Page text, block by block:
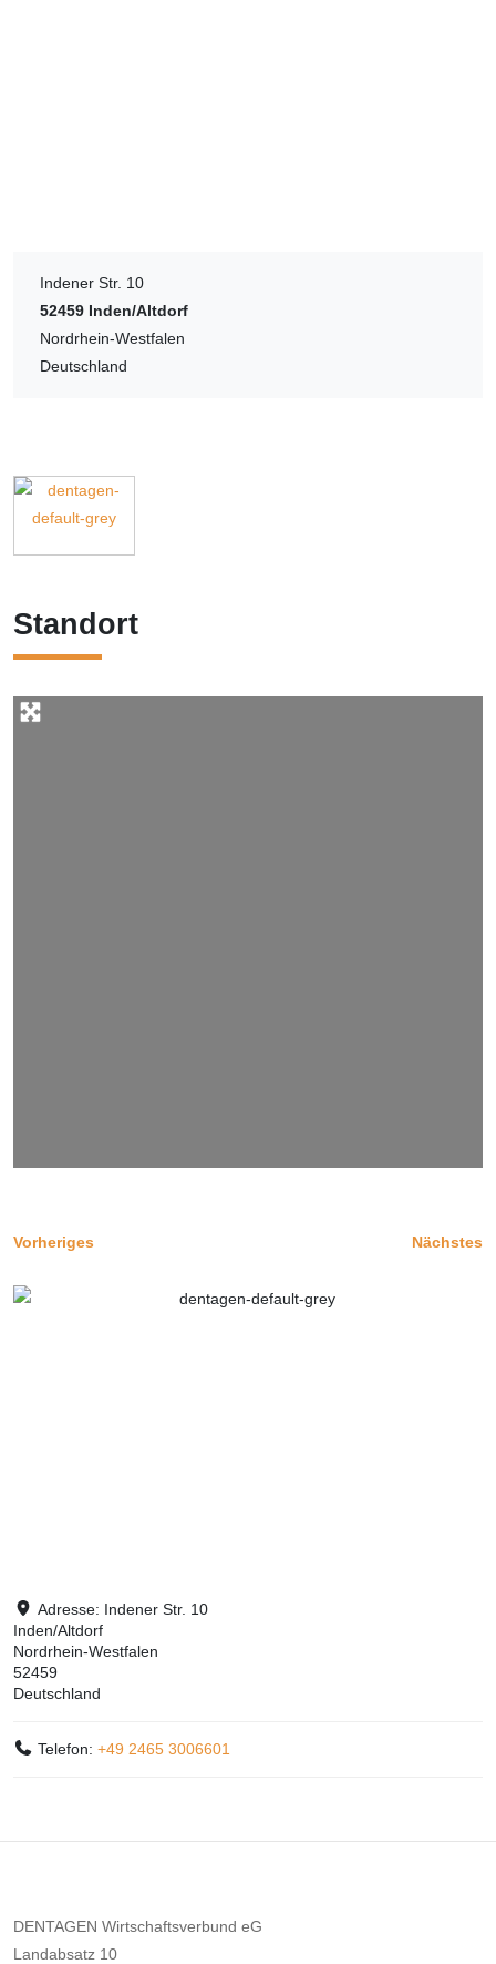
Indener Str. 10
52459 Inden/Altdorf
Nordrhein-Westfalen
Deutschland
Standort
Vorheriges Nächstes
Adresse: Indener Str. 10
Inden/Altdorf
Nordrhein-Westfalen
52459
Deutschland
Telefon:+49 2465 3006601
DENTAGEN Wirtschaftsverbund eG
Landabsatz 10